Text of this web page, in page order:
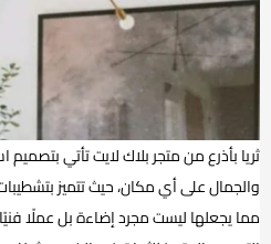
ثريا بأذرع من متجر بلاك لايت تأتي
والجمال على أي مكان، حيث تتميز
مما يجعلها ليست مجرد إضاءة بل عملًا